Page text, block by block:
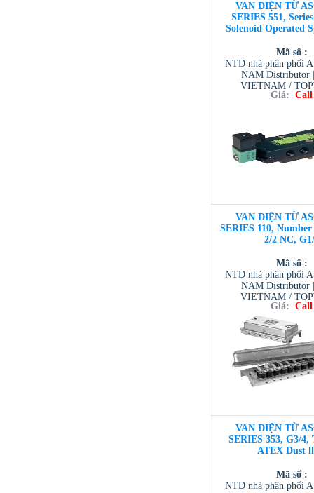
VAN ĐIỆN TỪ
SERIES 551,
Solenoid Operated
Mã số :
NTD nhà phân phối
NAM Distributor
VIETNAM /
VIETNAM /Giá: Call
VAN ĐIỆN TỪ
SERIES 110,
2/2 NC,
Mã số :
NTD nhà phân phối
NAM Distributor
VIETNAM /
VIETNAM /
/ TESCOM
Giá: Call
VAN ĐIỆN TỪ
SERIES 353, G3/4,
ATEX Dust
Mã số :
NTD nhà phân phối